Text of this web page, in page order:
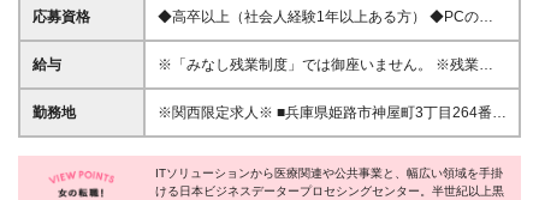
応募資格
◆高卒以上（社会人経験1年以上ある方） ◆PCの入
力操作ができる方（ローマ字入力ができること） ◇
積極採用中のため採用率が高めです！
給与
※「みなし残業制度」では御座いません。 ※残業代1
分単位で別途全額支給となります。 月給195,200円～
＋残業代 ◆入社後2ヶ月試用期間／時給1,270円、そ
円）※社内規程あり
勤務地
※関西限定求人※ ■兵庫県姫路市神屋町3丁目264番
兵庫県立はりま姫路総合医療センター ＜関西本社所
在地＞ 兵庫県神戸市中央区伊藤町119 大樹生命神戸
三宮ビル 3F ※変更の範囲：なし
ITソリューションから医療関連や公共事業と、幅広い領域を手掛
ける日本ビジネスデータープロセシングセンター。半世紀以上黒